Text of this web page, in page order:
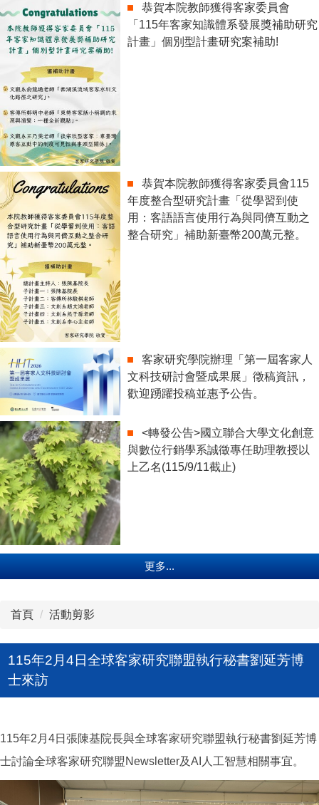
恭賀本院教師獲得客家委員會
「115年客家知識體系發展獎補助研究
計畫」個別型計畫研究案補助!
恭賀本院教師獲得客家委員會115
年度整合型研究計畫「從學習到使
用：客語語言使用行為與同儕互動之
整合研究」補助新臺幣200萬元整。
客家研究學院辦理「第一屆客家人
文科技研討會暨成果展」徵稿資訊，
歡迎踴躍投稿並惠予公告。
<轉發公告>國立聯合大學文化創意
與數位行銷學系誠徵專任助理教授以
上乙名(115/9/11截止)
更多...
首頁 活動剪影
115年2月4日全球客家研究聯盟執行秘書劉延芳博
士來訪
115年2月4日張陳基院長與全球客家研究聯盟執行秘書劉延芳博
士討論全球客家研究聯盟Newsletter及AI人工智慧相關事宜。